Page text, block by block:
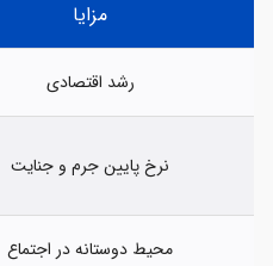
مزایا
رشد اقتصادی
نرخ پایین جرم و جنایت
محیط دوستانه در اجتماع